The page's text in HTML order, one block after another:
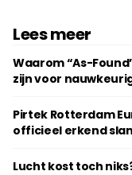
Lees meer
Waarom “As-
zijn voor
Pirtek Rotterdam
officieel erkend
Lucht kost toch